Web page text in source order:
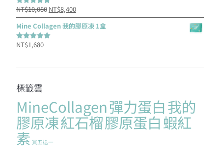
評分5.00
NT$10,080 原
始
價
NT$8,400目
前
Mine Collagen 我的膠原凍 1盒
評分 5.00
NT$1,680
標籤雲
MineCollagen彈力蛋白我的
膠原凍紅石榴膠原蛋白蝦紅
素 買五送一